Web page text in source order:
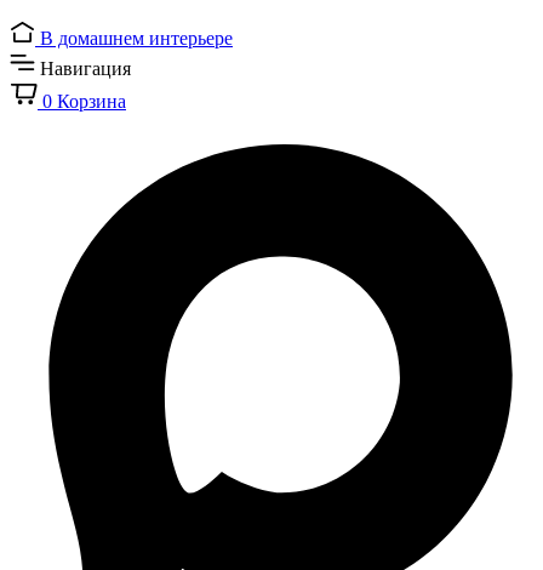
В домашнем интерьере
Навигация
0 Корзина